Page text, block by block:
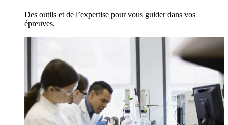
Des outils et de l’expertise pour vous guider dans vos
épreuves.